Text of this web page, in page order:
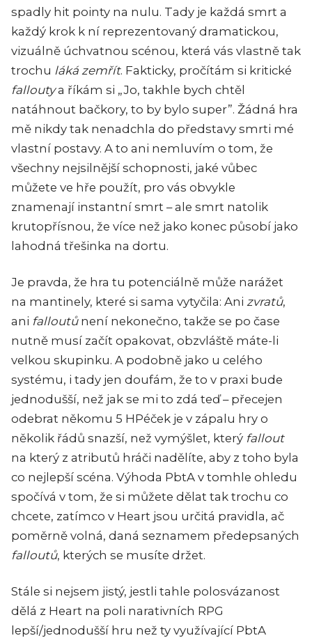
spadly hit pointy na nulu. Tady je každá smrt a
každý krok k ní reprezentovaný dramatickou,
vizuálně úchvatnou scénou, která vás vlastně tak
trochu láká zemřít. Fakticky, pročítám si kritické
falloutya říkám si „Jo, takhle bych chtěl
natáhnout bačkory, to by bylo super”. Žádná hra
mě nikdy tak nenadchla do představy smrti mé
vlastní postavy. A to ani nemluvím o tom, že
všechny nejsilnější schopnosti, jaké vůbec
můžete ve hře použít, pro vás obvykle
znamenají instantní smrt – ale smrt natolik
krutopřísnou, že více než jako konec působí jako
lahodná třešinka na dortu.
Je pravda, že hra tu potenciálně může narážet
na mantinely, které si sama vytyčila: Ani zvratů,
ani falloutůnení nekonečno, takže se po čase
nutně musí začít opakovat, obzvláště máte-li
velkou skupinku. A podobně jako u celého
systému, i tady jen doufám, že to v praxi bude
jednodušší, než jak se mi to zdá teď – přecejen
odebrat někomu 5 HPéček je v zápalu hry o
několik řádů snazší, než vymýšlet, který fallout
na který z atributů hráči nadělíte, aby z toho byla
co nejlepší scéna. Výhoda PbtA v tomhle ohledu
spočívá v tom, že si můžete dělat tak trochu co
chcete, zatímco v Heart jsou určitá pravidla, ač
poměrně volná, daná seznamem předepsaných
falloutů, kterých se musíte držet.
Stále si nejsem jistý, jestli tahle polosvázanost
dělá z Heart na poli narativních RPG
lepší/jednodušší hru než ty využívající PbtA